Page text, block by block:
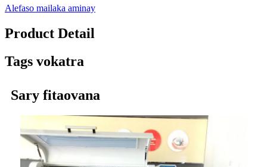
Alefaso mailaka aminay
Product Detail
Tags vokatra
Sary fitaovana